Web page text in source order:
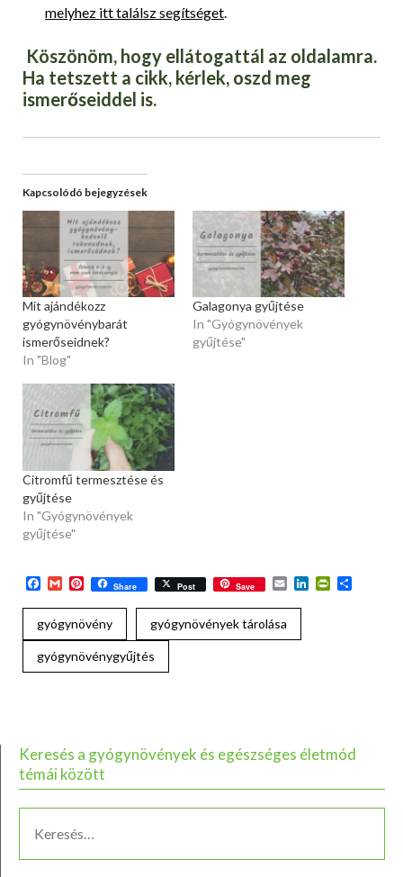
melyhez itt találsz segítséget
Köszönöm, hogy ellátogattál az oldalamra.
Ha tetszett a cikk, kérlek, oszd meg
ismerőseiddel is.
Kapcsolódó bejegyzések
Mit ajándékozz
gyógynövénybarát
ismerőseidnek?
In "Blog"
Galagonya gyűjtése
In "Gyógynövények
gyűjtése"
Citromfű termesztése és
gyűjtése
In "Gyógynövények
gyűjtése"
Facebook
GmailPinterest
Share Post Save EmailLinkedIn
gyógynövény gyógynövények tárolása
gyógynövénygyűjtés
Keresés a gyógynövények és egészséges életmód
témái között